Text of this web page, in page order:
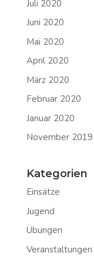
Juli 2020
Juni 2020
Mai 2020
April 2020
März 2020
Februar 2020
Januar 2020
November 2019
Kategorien
Einsätze
Jugend
Übungen
Veranstaltungen